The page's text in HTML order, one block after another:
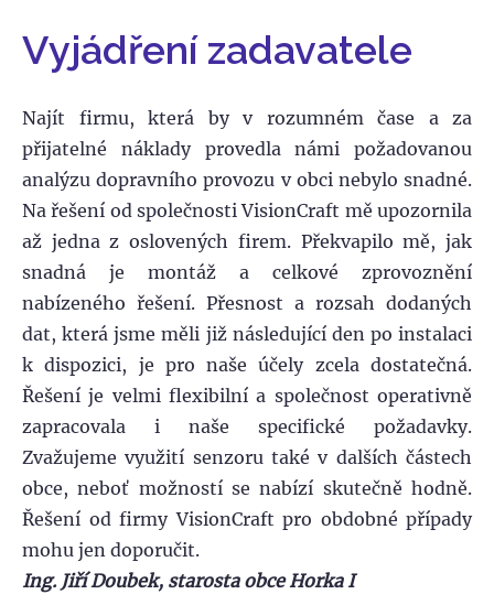
Vyjádření zadavatele
Najít firmu, která by v rozumném čase a za
přijatelné náklady provedla námi požadovanou
analýzu dopravního provozu v obci nebylo snadné.
Na řešení od společnosti VisionCraft mě upozornila
až jedna z oslovených firem. Překvapilo mě, jak
snadná je montáž a celkové zprovoznění
nabízeného řešení. Přesnost a rozsah dodaných
dat, která jsme měli již následující den po instalaci
k dispozici, je pro naše účely zcela dostatečná.
Řešení je velmi flexibilní a společnost operativně
zapracovala i naše specifické požadavky.
Zvažujeme využití senzoru také v dalších částech
obce, neboť možností se nabízí skutečně hodně.
Řešení od firmy VisionCraft pro obdobné případy
mohu jen doporučit.
Ing. Jiří Doubek, starosta obce Horka I